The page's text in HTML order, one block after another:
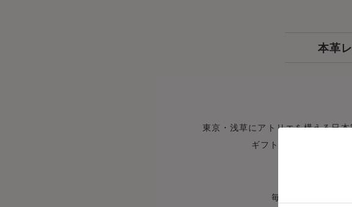
本革
東京・浅草にアトリエを構える日
ギフトにもピッタリな「
創業25年。修
毎日忙しい女性に